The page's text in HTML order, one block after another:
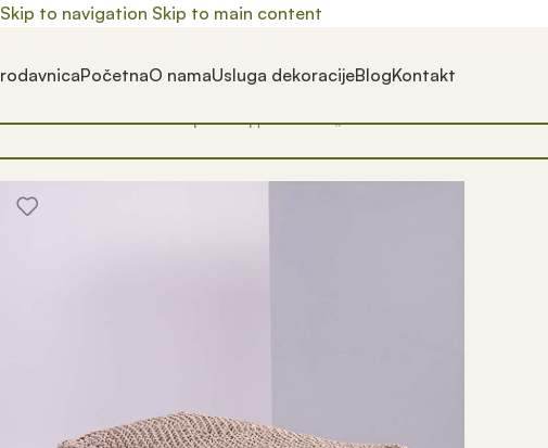
Skip to navigation Skip to main content
PočetnaO namaUsluga dekoracijeBlogKontakt
Почетна/ Prodavnica/ Производ oзначен „kuća“